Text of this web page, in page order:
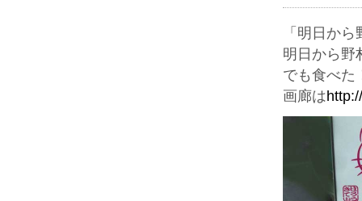
「明日か
明日から野
でも食べた
画廊は